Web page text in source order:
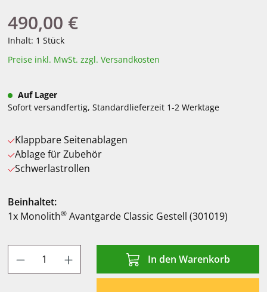
Regulärer Preis:
490,00 €
Inhalt: 1 Stück
Preise inkl. MwSt. zzgl. Versandkosten
Auf Lager
Sofort versandfertig, Standardlieferzeit 1-2 Werktage
Klappbare Seitenablagen
Ablage für Zubehör
Schwerlastrollen
Beinhaltet:
1x Monolith® Avantgarde Classic Gestell (301019)
Produkt Anzahl: Gib den gewünschten
In den Warenkorb